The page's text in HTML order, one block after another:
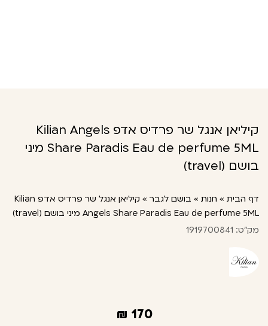
קיליאן אנגל שר פרדיס אדפ Kilian Angels
Share Paradis Eau de perfume 5ML מיני
בושם (travel)
דף הבית » חנות » בושם לגבר »
קיליאן אנגל שר פרדיס אדפ Kilian
Angels Share Paradis Eau de perfume 5ML מיני בושם (travel)
מק"ט: 1919700841
170
₪